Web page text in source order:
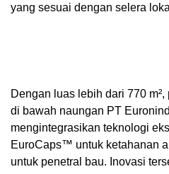
yang sesuai dengan selera
Dengan luas lebih dari 770
di bawah naungan PT
mengintegrasikan teknologi
EuroCaps™ untuk ketahanan
untuk penetral bau. Inovasi